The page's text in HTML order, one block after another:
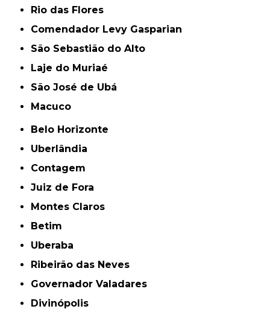
Rio das Flores
Comendador Levy Gasparian
São Sebastião do Alto
Laje do Muriaé
São José de Ubá
Macuco
Belo Horizonte
Uberlândia
Contagem
Juiz de Fora
Montes Claros
Betim
Uberaba
Ribeirão das Neves
Governador Valadares
Divinópolis